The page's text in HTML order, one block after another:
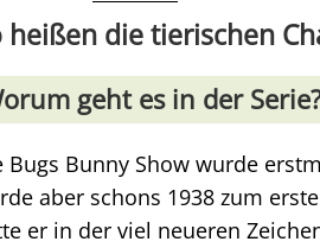
heißen die tierischen
geht es in der
Bugs Bunny Show wurde
aber schons 1938 zum
er in der viel neueren